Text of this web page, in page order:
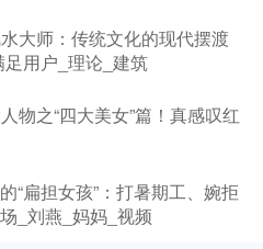
大师：传统文化的现代摆渡
用户_理论_建筑
物之“四大美女”篇！真感叹红
“扁担女孩”：打暑期工、婉拒
_刘燕_妈妈_视频